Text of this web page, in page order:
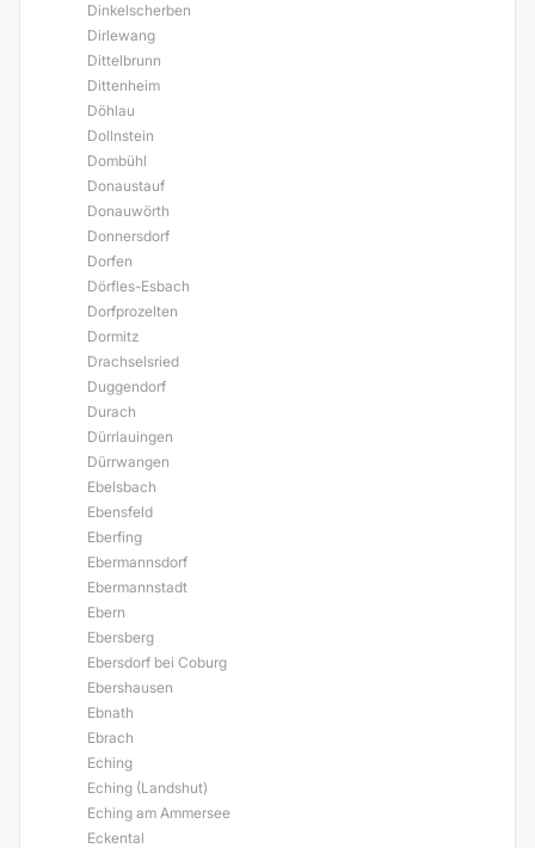
Dinkelscherben
Dirlewang
Dittelbrunn
Dittenheim
Döhlau
Dollnstein
Dombühl
Donaustauf
Donauwörth
Donnersdorf
Dorfen
Dörfles-Esbach
Dorfprozelten
Dormitz
Drachselsried
Duggendorf
Durach
Dürrlauingen
Dürrwangen
Ebelsbach
Ebensfeld
Eberfing
Ebermannsdorf
Ebermannstadt
Ebern
Ebersberg
Ebersdorf bei Coburg
Ebershausen
Ebnath
Ebrach
Eching
Eching (Landshut)
Eching am Ammersee
Eckental